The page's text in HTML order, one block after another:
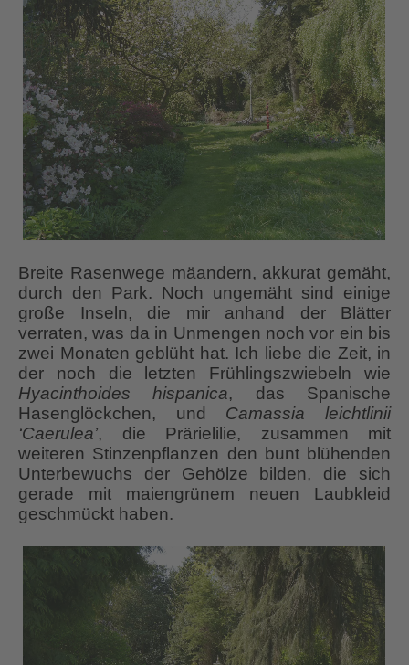
Breite Rasenwege mäandern, akkurat gemäht,
durch den Park. Noch ungemäht sind einige
große Inseln, die mir anhand der Blätter
verraten, was da in Unmengen noch vor ein bis
zwei Monaten geblüht hat. Ich liebe die Zeit, in
der noch die letzten Frühlingszwiebeln wie
Hyacinthoides hispanica, das Spanische
Hasenglöckchen, und Camassia
leichtlinii
‘Caerulea’, die Prärielilie, zusammen mit
weiteren Stinzenpflanzen den bunt blühenden
Unterbewuchs der Gehölze bilden, die sich
gerade mit maiengrünem neuen Laubkleid
geschmückt haben.